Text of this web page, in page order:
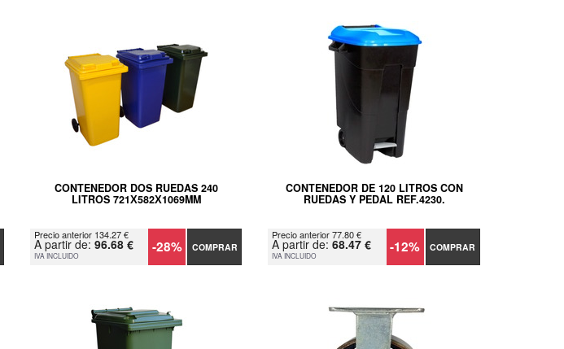
CONTENEDOR DOS RUEDAS 240
LITROS 721Х582Х1069MM
Precio anterior 134.27 €
A partir de: 96.68 €
IVA INCLUIDO -28% COMPRAR
CONTENEDOR DE 120 LITROS CON
RUEDAS Y PEDAL REF.4230.
Precio anterior 77.80 €
A partir de:68.47 €
IVA INCLUIDO -12% COMPRAR